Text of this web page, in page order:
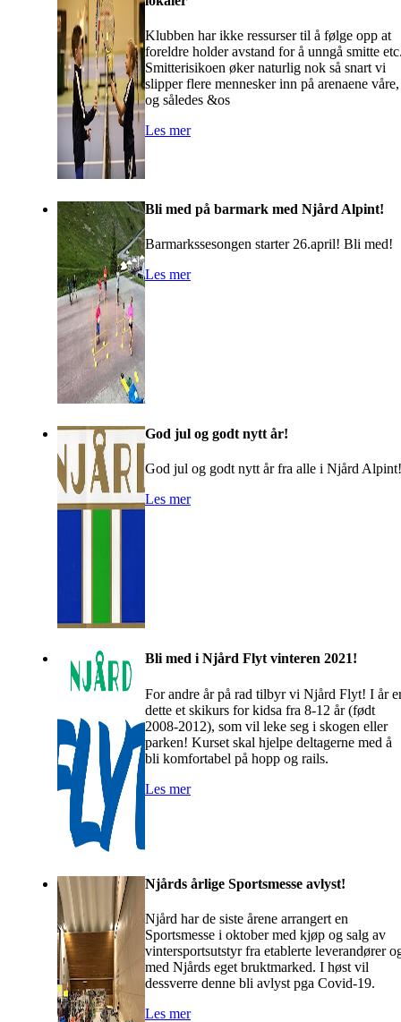
Klubben har ikke ressurser til å følge opp at
foreldre holder avstand for å unngå smitte
Smitterisikoen øker naturlig nok så snart vi
slipper flere mennesker inn på arenaene våre,
og således &os
Les mer
Bli med på barmark med Njård Alpint!
Barmarkssesongen starter 26.april! Bli med!
Les mer
God jul og godt nytt år!
God jul og godt nytt år fra alle i Njård Alpint!
Les mer
Bli med i Njård Flyt vinteren 2021!
For andre år på rad tilbyr vi Njård Flyt! I år
dette et skikurs for kidsa fra 8-12 år (født
2008-2012), som vil leke seg i skogen eller
parken! Kurset skal hjelpe deltagerne med å
bli komfortabel på hopp og rails.
Les mer
Njårds årlige Sportsmesse avlyst!
Njård har de siste årene arrangert en
Sportsmesse i oktober med kjøp og salg av
vintersportsutstyr fra etablerte leverandører
med Njårds eget bruktmarked. I høst vil
dessverre denne bli avlyst pga Covid-19.
Les mer